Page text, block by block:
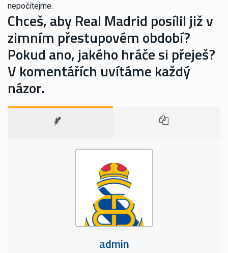
nepočítejme.
Chceš, aby Real Madrid posílil již v
zimním přestupovém období?
Pokud ano, jakého hráče si přeješ?
V komentářích uvítáme každý
názor.
admin